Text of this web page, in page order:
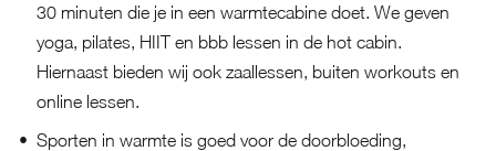
30 minuten die je in een warmtecabine doet. We geven
yoga, pilates, HIIT en bbb lessen in de hot cabin.
Hiernaast bieden wij ook zaallessen, buiten workouts en
online lessen.
Sporten in warmte is goed voor de doorbloeding,